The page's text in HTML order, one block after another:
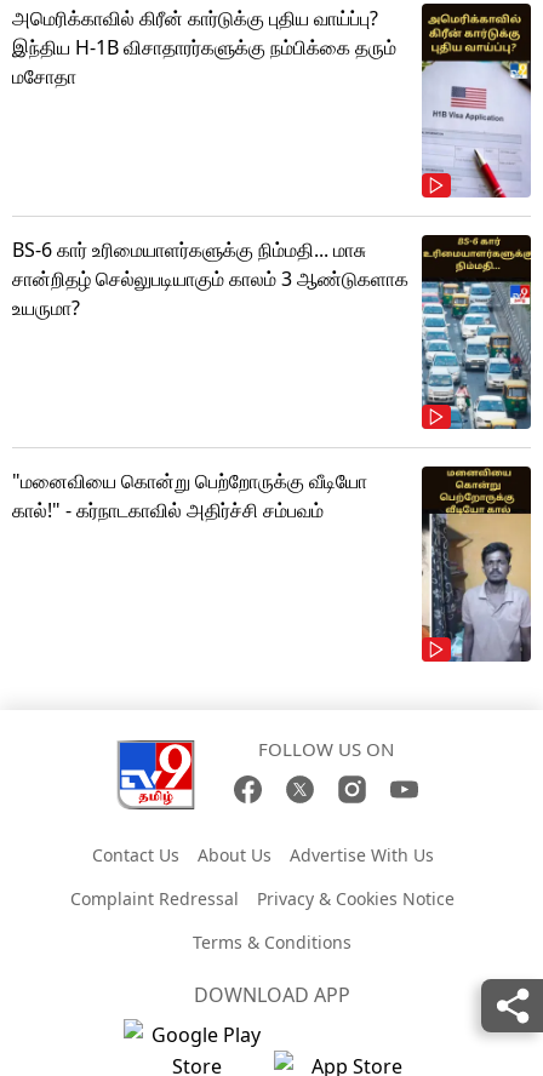
அமெரிக்காவில் கிரீன் கார்டுக்கு புதிய வாய்ப்பு?
இந்திய H-1B விசாதாரர்களுக்கு நம்பிக்கை தரும்
மசோதா
BS-6 கார் உரிமையாளர்களுக்கு நிம்மதி... மாசு
சான்றிதழ் செல்லுபடியாகும் காலம் 3 ஆண்டுகளாக
உயருமா?
"மனைவியை கொன்று பெற்றோருக்கு வீடியோ
கால்!" - கர்நாடகாவில் அதிர்ச்சி சம்பவம்
FOLLOW US ON
Contact Us About Us
Advertise With Us
Complaint Redressal
Privacy & Cookies Notice
Terms & Conditions
DOWNLOAD APP